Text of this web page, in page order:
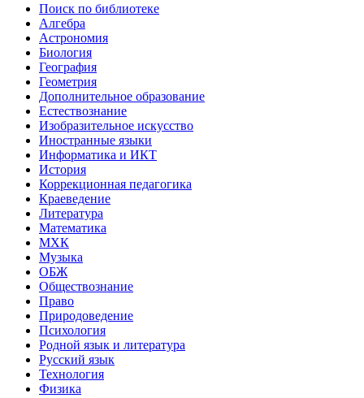
Поиск по библиотеке
Алгебра
Астрономия
Биология
География
Геометрия
Дополнительное образование
Естествознание
Изобразительное искусство
Иностранные языки
Информатика и ИКТ
История
Коррекционная педагогика
Краеведение
Литература
Математика
МХК
Музыка
ОБЖ
Обществознание
Право
Природоведение
Психология
Родной язык и литература
Русский язык
Технология
Физика